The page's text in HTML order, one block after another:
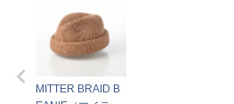
MITTER BRAID B